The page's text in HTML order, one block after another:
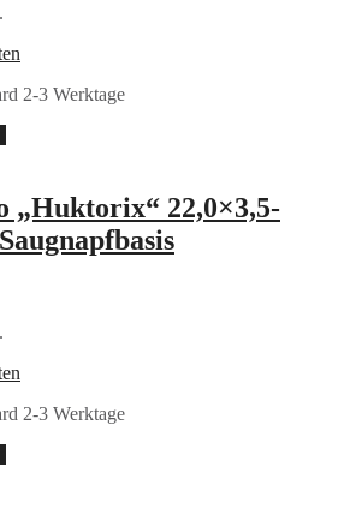
2-3 Werktage
„Huktorix“ 22,0×3,5-
2-3 Werktage